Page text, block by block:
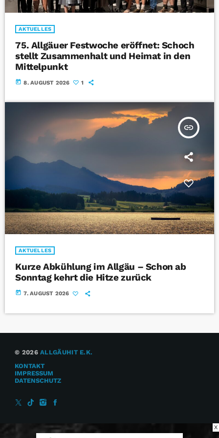
AKTUELLES
75. Allgäuer Festwoche eröffnet: Schoch
stellt Zusammenhalt und Heimat in den
Mittelpunkt
today 8. AUGUST 2026 1
insert_link
AKTUELLES
Kurze Abkühlung im Allgäu – Schon ab
Sonntag kehrt die Hitze zurück
today 7. AUGUST 2026
© 2026ALLGÄUHIT E.K.
KONTAKT
IMPRESSUM
DATENSCHUTZ
X